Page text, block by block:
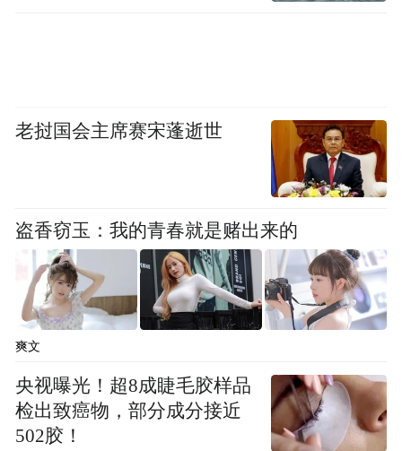
老挝国会主席赛宋蓬逝世
盗香窃玉：我的青春就是赌出来的
爽文
央视曝光！超8成睫毛胶样品
检出致癌物，部分成分接近
502胶！